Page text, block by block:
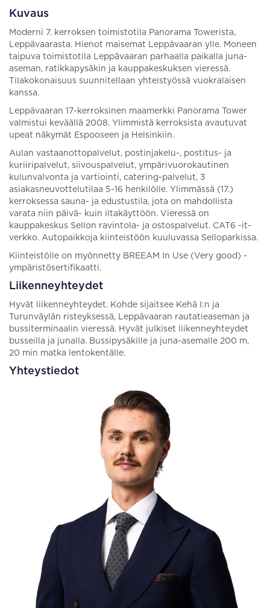
Kuvaus
Moderni 7. kerroksen toimistotila Panorama Towerista,
Leppävaarasta. Hienot maisemat Leppävaaran ylle. Moneen
taipuva toimistotila Leppävaaran parhaalla paikalla juna-
aseman, ratikkapysäkin ja kauppakeskuksen vieressä.
Tilakokonaisuus suunnitellaan yhteistyössä vuokralaisen
kanssa.
Leppävaaran 17-kerroksinen maamerkki Panorama Tower
valmistui keväällä 2008. Ylimmistä kerroksista avautuvat
upeat näkymät Espooseen ja Helsinkiin.
Aulan vastaanottopalvelut, postinjakelu-, postitus- ja
kuriiripalvelut, siivouspalvelut, ympärivuorokautinen
kulunvalvonta ja vartiointi, catering-palvelut, 3
asiakasneuvottelutilaa 5-16 henkilölle. Ylimmässä (17.)
kerroksessa sauna- ja edustustila, jota on mahdollista
varata niin päivä- kuin iltakäyttöön. Vieressä on
kauppakeskus Sellon ravintola- ja ostospalvelut. CAT6 -it-
verkko. Autopaikkoja kiinteistöön kuuluvassa Selloparkissa.
Kiinteistölle on myönnetty BREEAM In Use (Very good) -
ympäristösertifikaatti.
Liikenneyhteydet
Hyvät liikenneyhteydet. Kohde sijaitsee Kehä I:n ja
Turunväylän risteyksessä, Leppävaaran rautatieaseman ja
bussiterminaalin vieressä. Hyvät julkiset liikenneyhteydet
busseilla ja junalla. Bussipysäkille ja juna-asemalle 200 m,
20 min matka lentokentälle.
Yhteystiedot